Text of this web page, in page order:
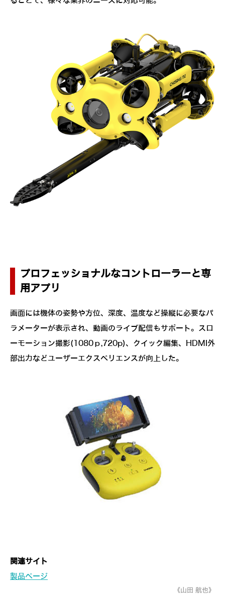
プロフェッショナルなコントローラーと専
用アプリ
画面には機体の姿勢や方位、深度、温度など操縦に必要なパ
ラメーターが表示され、動画のライブ配信もサポート。スロ
ーモーション撮影(1080ｐ,720p)、クイック編集、HDMI外
部出力などユーザーエクスペリエンスが向上した。
関連サイト
製品ページ
《山田 航也》